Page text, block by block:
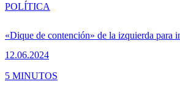
«Dique de contención» de la izquierda para
12.06.2024
POLÍTICA
5 MINUTOS